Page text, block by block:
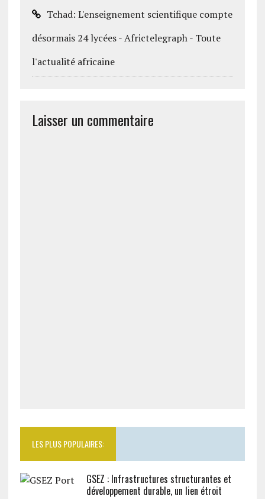
Tchad: L'enseignement scientifique compte
désormais 24 lycées - Africtelegraph - Toute
l'actualité africaine
Laisser un commentaire
LES PLUS POPULAIRES:
GSEZ : Infrastructures structurantes et
développement durable, un lien étroit